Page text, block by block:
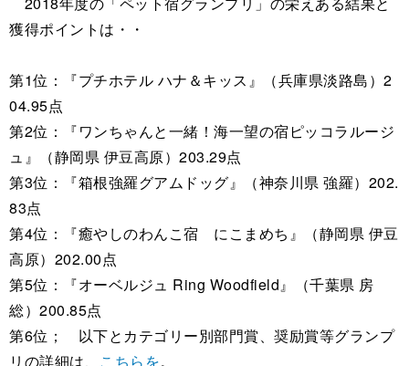
獲得ポイントは・・
第1位：『プチホテル ハナ＆キッス』（兵庫県淡路島）2
04.95点
第2位：『ワンちゃんと一緒！海一望の宿ピッコラルージ
ュ』（静岡県 伊豆高原）203.29点
第3位：『箱根強羅グアムドッグ』（神奈川県 強羅）202.
83点
第4位：『癒やしのわんこ宿 にこまめち』（静岡県 伊豆
高原）202.00点
第5位：『オーベルジュ Ring Woodfield』（千葉県 房
総）200.85点
第6位； 以下とカテゴリー別部門賞、奨励賞等グランプ
リの詳細は、 こちらを。